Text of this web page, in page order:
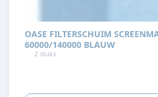
OASE FILTERSCHUIM
60000/140000 BLAUW
2 stuks